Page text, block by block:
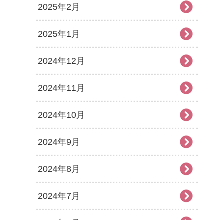
2025年2月
2025年1月
2024年12月
2024年11月
2024年10月
2024年9月
2024年8月
2024年7月